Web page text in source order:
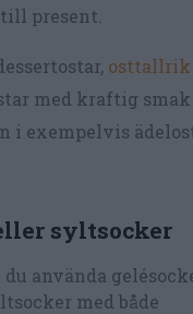
till present.
osttallrik
med kraftig smak
i exempelvis
syltsocker
använda
med både